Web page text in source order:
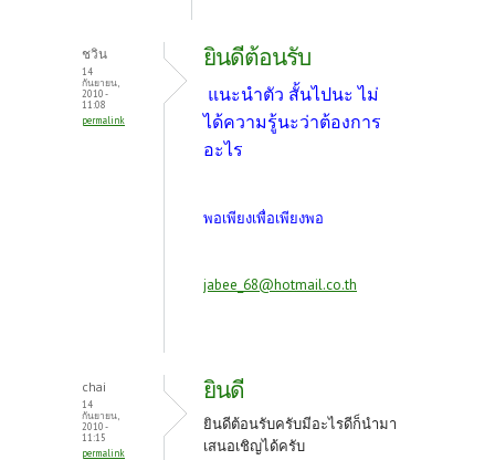
ชวิน
14
กันยายน,
2010 -
11:08
permalink
ยินดีต้อนรับ
แนะนำตัว สั้นไปนะ ไม่
ได้ความรู้นะว่าต้องการ
อะไร
พอเพียงเพื่อเพียงพอ
jabee_68@hotmail.co.th
chai
14
กันยายน,
2010 -
11:15
permalink
ยินดี
ยินดีต้อนรับครับมีอะไรดีก็นำมา
เสนอเชิญได้ครับ